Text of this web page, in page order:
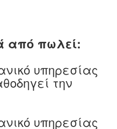
από πωλεί:
υπηρεσίας
την
υπηρεσίας